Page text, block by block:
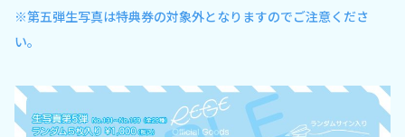
※第五弾生写真は特典券の対象外となりますのでご注意くださ
い。